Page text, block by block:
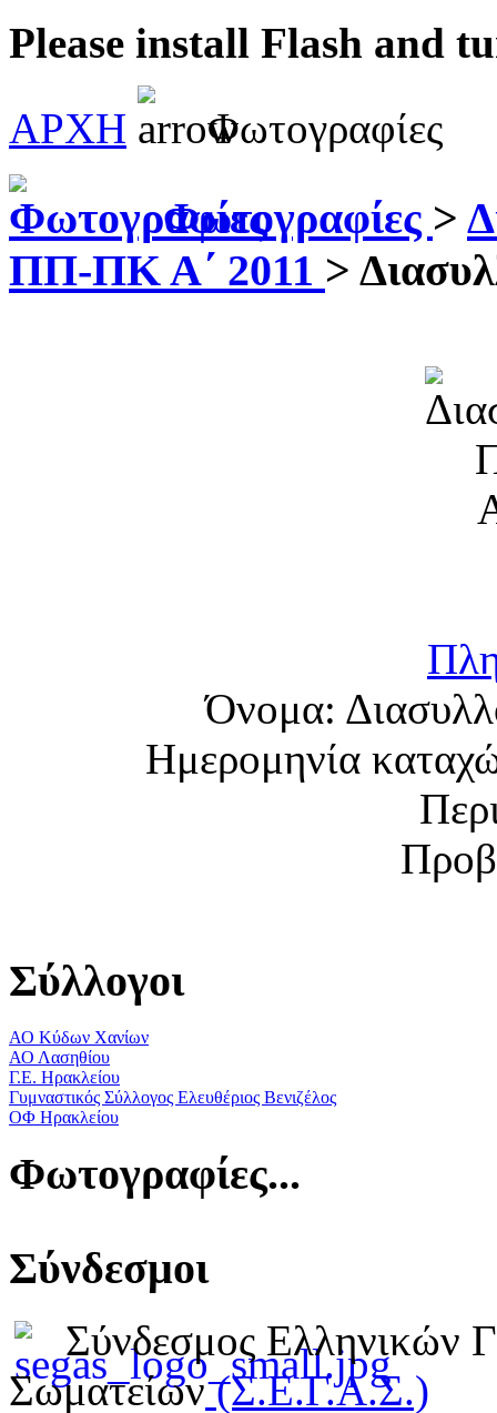
Please install Flash and
ΑΡΧΗ
Φωτογραφίες
Φωτογραφίες >
ΠΠ-ΠΚ Α΄ 2011 >
Όνομα:
Ημερομηνία
Σύλλογοι
ΑΟ Κύδων Χανίων
ΑΟ Λασηθίου
Γ.Ε. Ηρακλείου
Γυμναστικός Σύλλογος Ελευθέριος Βενιζέλος
ΟΦ Ηρακλείου
Φωτογραφίες...
Σύνδεσμοι
Σύνδεσμος Ελληνικών
Σωματείων (Σ.Ε.Γ.Α.Σ.)